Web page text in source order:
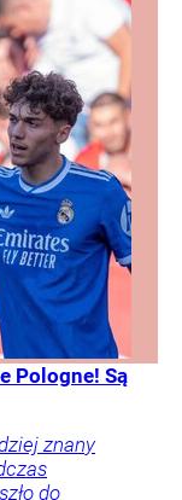
Pologne! Są
znany
do